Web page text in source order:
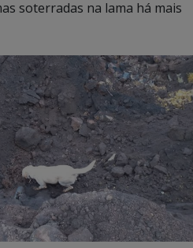
soterradas na lama há mais